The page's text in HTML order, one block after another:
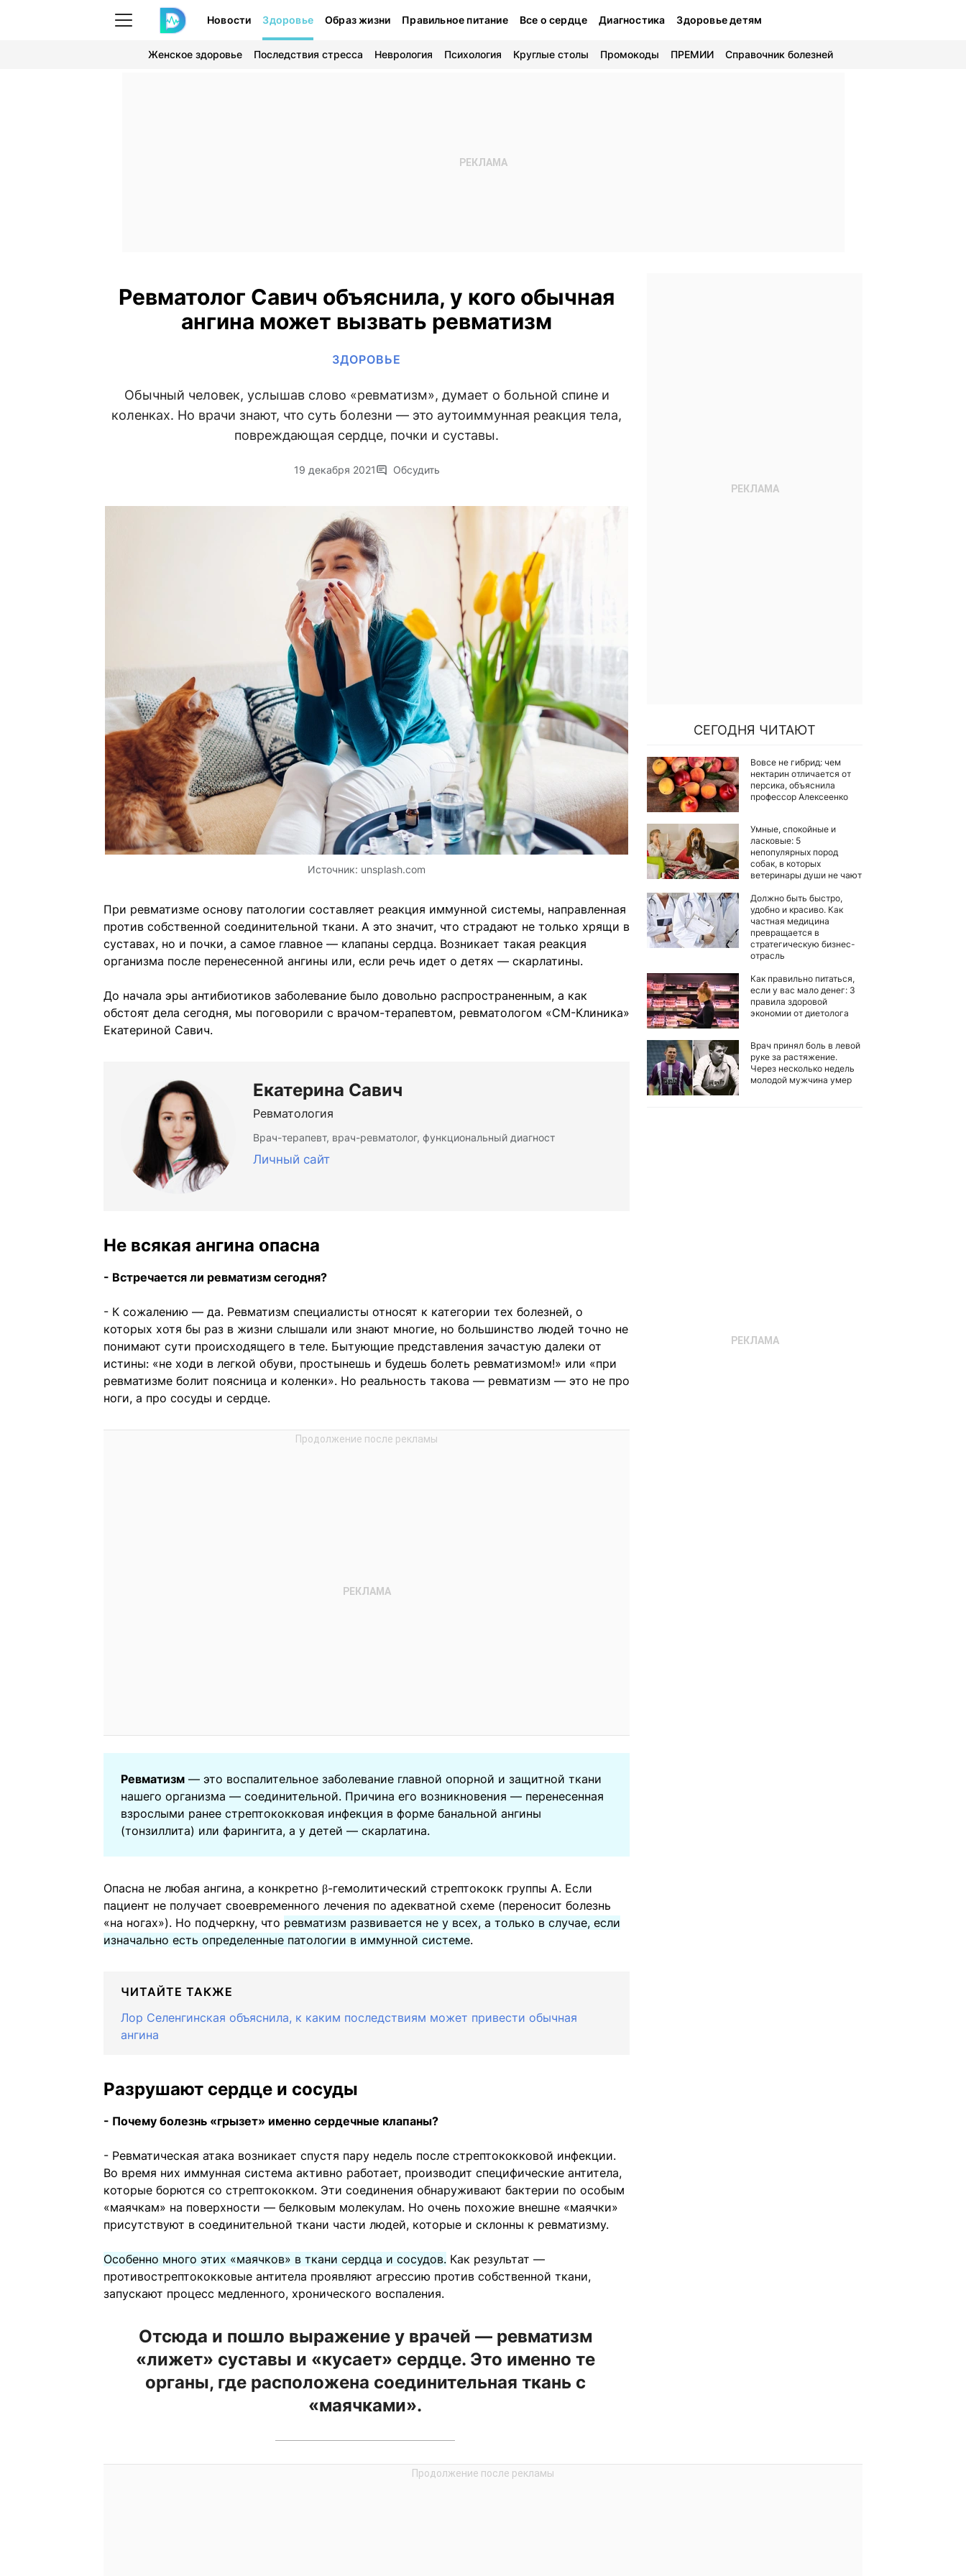
Новости Здоровье Образ жизни Правильное питание Все о сердце Диагностика Здоровье детям
Женское здоровье Последствия стресса Неврология Психология Круглые столы Промокоды ПРЕМИИ Справочник болезней
Ревматолог Савич объяснила, у кого обычная
ангина может вызвать ревматизм
ЗДОРОВЬЕ
Обычный человек, услышав слово «ревматизм», думает о больной спине и
коленках. Но врачи знают, что суть болезни — это аутоиммунная реакция тела,
повреждающая сердце, почки и суставы.
19 декабря 2021 Обсудить
Источник: unsplash.com
При ревматизме основу патологии составляет реакция иммунной системы, направленная
против собственной соединительной ткани. А это значит, что страдают не только хрящи в
суставах, но и почки, а самое главное — клапаны сердца. Возникает такая реакция
организма после перенесенной ангины или, если речь идет о детях — скарлатины.
До начала эры антибиотиков заболевание было довольно распространенным, а как
обстоят дела сегодня, мы поговорили с врачом-терапевтом, ревматологом «СМ-Клиника»
Екатериной Савич.
Екатерина Савич
Ревматология
Врач-терапевт, врач-ревматолог, функциональный диагност
Личный сайт
Не всякая ангина опасна
- Встречается ли ревматизм сегодня?
- К сожалению — да. Ревматизм специалисты относят к категории тех болезней, о
которых хотя бы раз в жизни слышали или знают многие, но большинство людей точно не
понимают сути происходящего в теле. Бытующие представления зачастую далеки от
истины: «не ходи в легкой обуви, простынешь и будешь болеть ревматизмом!» или «при
ревматизме болит поясница и коленки». Но реальность такова — ревматизм — это не про
ноги, а про сосуды и сердце.
Ревматизм — это воспалительное заболевание главной опорной и защитной ткани
нашего организма — соединительной. Причина его возникновения — перенесенная
взрослыми ранее стрептококковая инфекция в форме банальной ангины
(тонзиллита) или фарингита, а у детей — скарлатина.
Опасна не любая ангина, а конкретно β-гемолитический стрептококк группы А. Если
пациент не получает своевременного лечения по адекватной схеме (переносит болезнь
«на ногах»). Но подчеркну, что ревматизм развивается не у всех, а только в случае, если
изначально есть определенные патологии в иммунной системе.
ЧИТАЙТЕ ТАКЖЕ
Лор Селенгинская объяснила, к каким последствиям может привести обычная
ангина
Разрушают сердце и сосуды
- Почему болезнь «грызет» именно сердечные клапаны?
- Ревматическая атака возникает спустя пару недель после стрептококковой инфекции.
Во время них иммунная система активно работает, производит специфические антитела,
которые борются со стрептококком. Эти соединения обнаруживают бактерии по особым
«маячкам» на поверхности — белковым молекулам. Но очень похожие внешне «маячки»
присутствуют в соединительной ткани части людей, которые и склонны к ревматизму.
Особенно много этих «маячков» в ткани сердца и сосудов. Как результат —
противострептококковые антитела проявляют агрессию против собственной ткани,
запускают процесс медленного, хронического воспаления.
Отсюда и пошло выражение у врачей — ревматизм
«лижет» суставы и «кусает» сердце. Это именно те
органы, где расположена соединительная ткань с
«маячками».
СЕГОДНЯ ЧИТАЮТ
Вовсе не гибрид: чем
нектарин отличается от
персика, объяснила
профессор Алексеенко
Умные, спокойные и
ласковые: 5
непопулярных пород
собак, в которых
ветеринары души не чают
Должно быть быстро,
удобно и красиво. Как
частная медицина
превращается в
стратегическую бизнес-
отрасль
Как правильно питаться,
если у вас мало денег: 3
правила здоровой
экономии от диетолога
Врач принял боль в левой
руке за растяжение.
Через несколько недель
молодой мужчина умер